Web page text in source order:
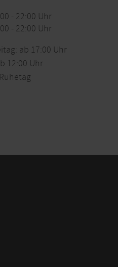
- 22:00 Uhr
- 22:00 Uhr
ab 17:00 Uhr
12:00 Uhr